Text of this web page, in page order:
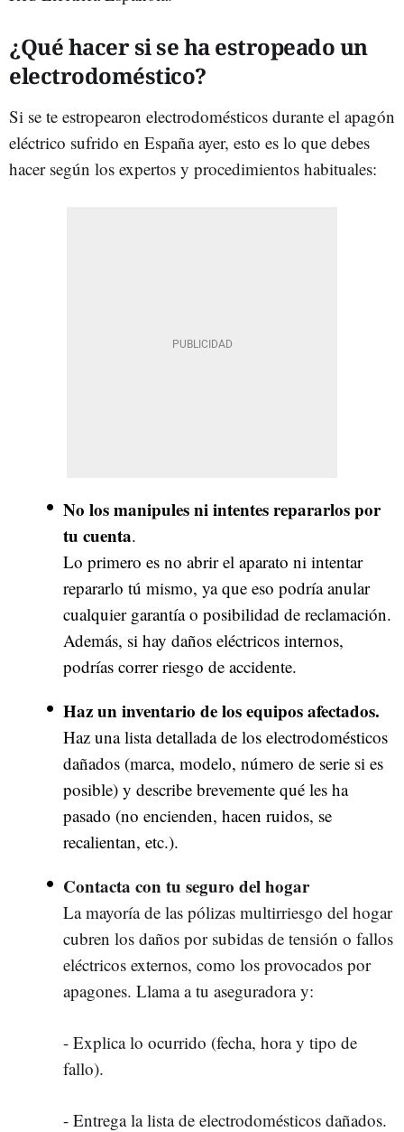
¿Qué hacer si se ha estropeado un
electrodoméstico?
Si se te estropearon electrodomésticos durante el apagón
eléctrico sufrido en España ayer, esto es lo que debes
hacer según los expertos y procedimientos habituales:
No los manipules ni intentes repararlos por
tu cuenta.
Lo primero es no abrir el aparato ni intentar
repararlo tú mismo, ya que eso podría anular
cualquier garantía o posibilidad de reclamación.
Además, si hay daños eléctricos internos,
podrías correr riesgo de accidente.
Haz un inventario de los equipos afectados.
Haz una lista detallada de los electrodomésticos
dañados (marca, modelo, número de serie si es
posible) y describe brevemente qué les ha
pasado (no encienden, hacen ruidos, se
recalientan, etc.).
Contacta con tu seguro del hogar
La mayoría de las pólizas multirriesgo del hogar
cubren los daños por subidas de tensión o fallos
eléctricos externos, como los provocados por
apagones. Llama a tu aseguradora y:
- Explica lo ocurrido (fecha, hora y tipo de
fallo).
- Entrega la lista de electrodomésticos dañados.